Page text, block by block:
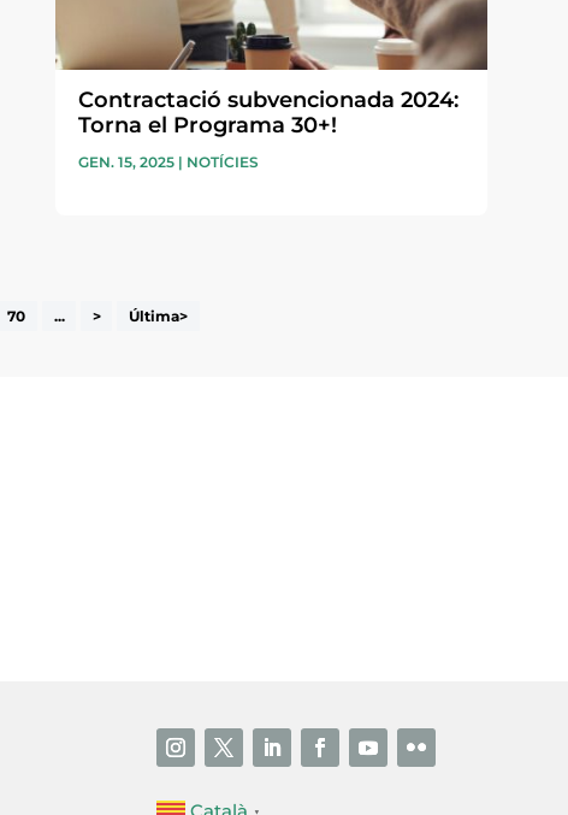
Contractació subvencionada 2024:
Torna el Programa 30+!
GEN. 15, 2025| NOTÍCIES
70 ... > Última>
▼